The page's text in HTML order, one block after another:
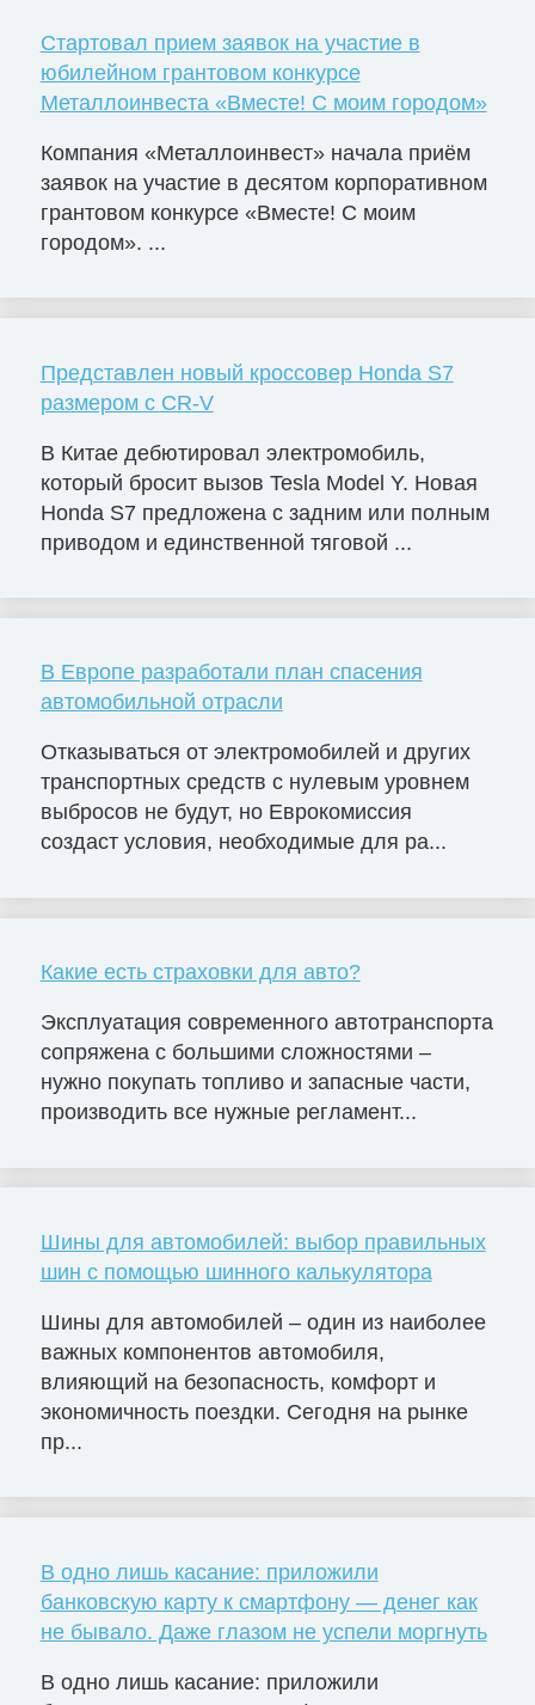
Стартовал прием заявок на участие в
юбилейном грантовом конкурсе
Металлоинвеста «Вместе! С моим городом»
Компания «Металлоинвест» начала приём
заявок на участие в десятом корпоративном
грантовом конкурсе «Вместе! С моим
городом». ...
Представлен новый кроссовер Honda S7
размером с CR-V
В Китае дебютировал электромобиль,
который бросит вызов Tesla Model Y. Новая
Honda S7 предложена с задним или полным
приводом и единственной тяговой ...
В Европе разработали план спасения
автомобильной отрасли
Отказываться от электромобилей и других
транспортных средств с нулевым уровнем
выбросов не будут, но Еврокомиссия
создаст условия, необходимые для ра...
Какие есть страховки для авто?
Эксплуатация современного автотранспорта
сопряжена с большими сложностями –
нужно покупать топливо и запасные части,
производить все нужные регламент...
Шины для автомобилей: выбор правильных
шин с помощью шинного калькулятора
Шины для автомобилей – один из наиболее
важных компонентов автомобиля,
влияющий на безопасность, комфорт и
экономичность поездки. Сегодня на рынке
пр...
В одно лишь касание: приложили
банковскую карту к смартфону — денег как
не бывало. Даже глазом не успели моргнуть
В одно лишь касание: приложили